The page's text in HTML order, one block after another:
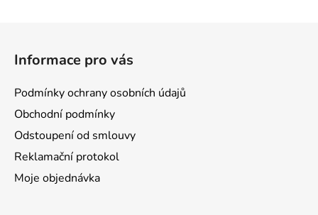
Informace pro vás
Podmínky ochrany osobních údajů
Obchodní podmínky
Odstoupení od smlouvy
Reklamační protokol
Moje objednávka